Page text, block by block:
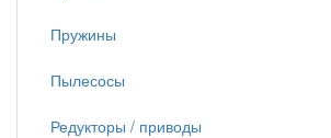
Пружины
Пылесосы
Редукторы / приводы